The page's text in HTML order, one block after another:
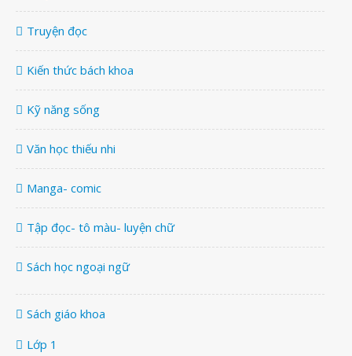
Truyện đọc
Kiến thức bách khoa
Kỹ năng sống
Văn học thiếu nhi
Manga- comic
Tập đọc- tô màu- luyện chữ
Sách học ngoại ngữ
Sách giáo khoa
Lớp 1